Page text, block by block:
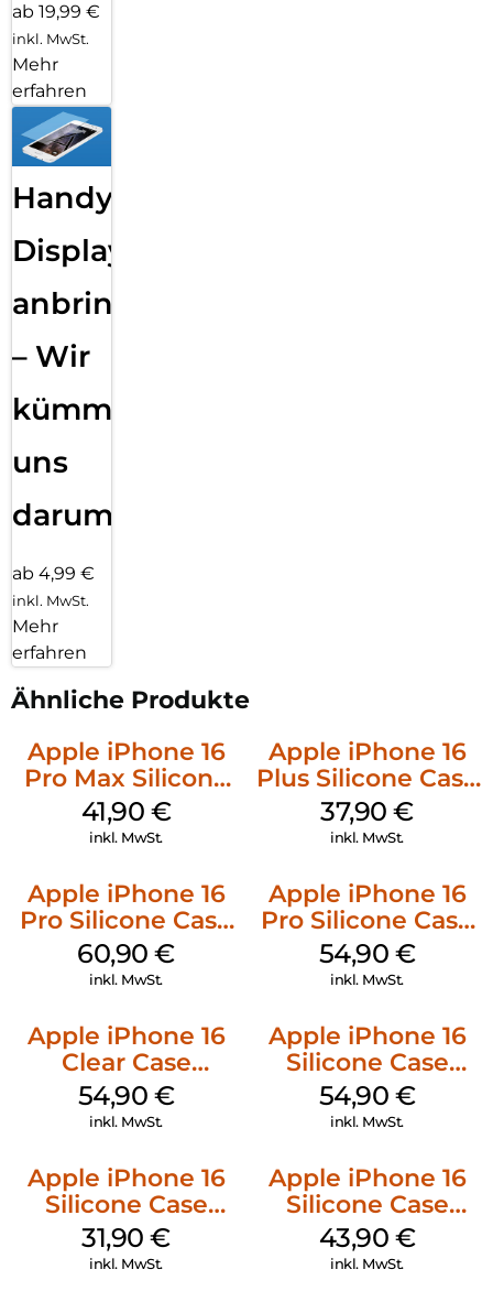
ab 19,99 €
inkl. MwSt.
Mehr
erfahren
Handy
Displayfolie
anbringen
– Wir
kümmern
uns
darum!
ab 4,99 €
inkl. MwSt.
Mehr
erfahren
Ähnliche Produkte
Apple iPhone 16
Pro Max Silicone
Case MagSafe
Ultramarine
41,90 €
inkl. MwSt.
Apple iPhone 16
Plus Silicone Case
MagSafe Lake
Green
37,90€
inkl. MwSt.
Apple iPhone 16
Pro Silicone Case
MagSafe Stone
Gray
60,90€
inkl. MwSt.
Apple iPhone 16
Pro Silicone Case
MagSafe Black
54,90 €
inkl. MwSt.
Apple iPhone 16
Clear Case
MagSafe
Transparent
54,90 €
inkl. MwSt.
Apple iPhone 16
Silicone Case
MagSafe Black
54,90 €
inkl. MwSt.
Apple iPhone 16
Silicone Case
MagSafe Fuchsia
31,90€
inkl. MwSt.
Apple iPhone 16
Silicone Case
MagSafe Plum
43,90 €
inkl. MwSt.